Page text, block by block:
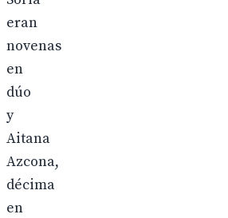
eran
novenas
en
dúo
y
Aitana
Azcona,
décima
en